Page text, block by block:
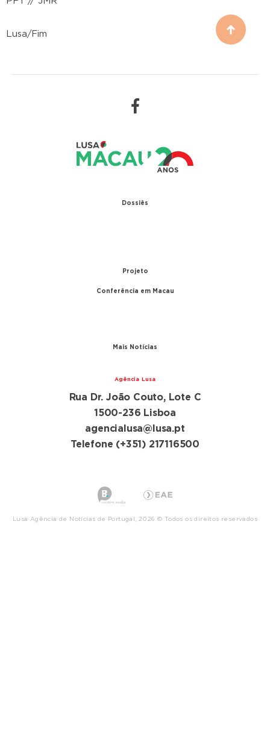
Lusa/Fim
Dossiês
Projeto
Conferência em Macau
Mais Notícias
Agência Lusa
Rua Dr. João Couto, Lote C
1500-236 Lisboa
agencialusa@lusa.pt
Telefone (+351) 217116500
Lusa Agência de Notícias de Portugal, 2026 © Todos os direitos reservados